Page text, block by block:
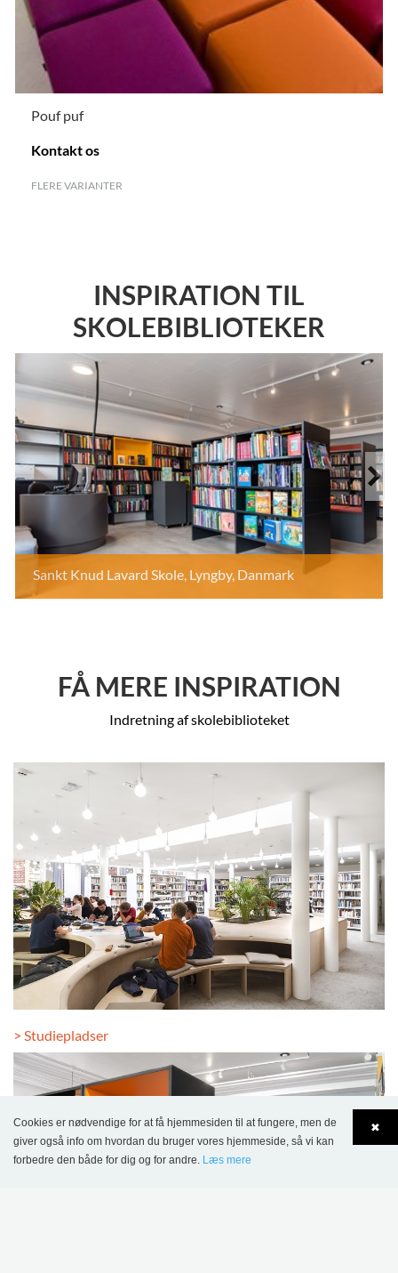
Pouf puf
Kontakt os
FLERE VARIANTER
INSPIRATION TIL
SKOLEBIBLIOTEKER
Sankt Knud Lavard Skole, Lyngby, Danmark
FÅ MERE INSPIRATION
Indretning af skolebiblioteket
> Studiepladser
✖
Cookies er nødvendige for at få hjemmesiden til at fungere, men de
giver også info om hvordan du bruger vores hjemmeside, så vi kan
forbedre den både for dig og for andre. Læs mere